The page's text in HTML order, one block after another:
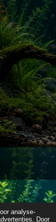
analyse-
Door